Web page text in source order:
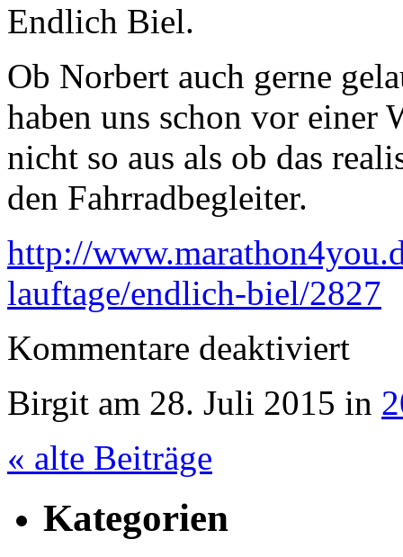
Endlich Biel.
Ob Norbert auch gerne
haben uns schon vor einer
nicht so aus als ob das
den Fahrradbegleiter.
http://
lauftage/endlich-biel/2827
Kommentare deaktiviert
zu
den
Birgit am 28. Juli 2015 in
« alte Beiträge
Kategorien